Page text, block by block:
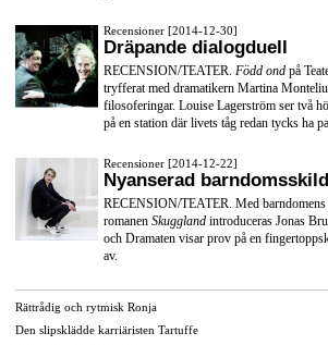
Recensioner [2014-12-30]
Dräpande dialogduell
RECENSION/TEATER. Född ond på
tryfferat med dramatikern Martina
filosoferingar. Louise Lagerström ser två
på en station där livets tåg redan tycks ha
Recensioner [2014-12-22]
Nyanserad
RECENSION/TEATER. Med
romanen Skuggland introduceras Jonas
och Dramaten visar prov på en
av.
Rättrådig och rytmisk Ronja
Den slipsklädde karriäristen Tartuffe